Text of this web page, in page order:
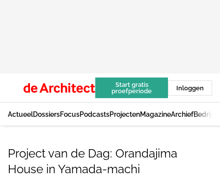
Start gratis
proefperiode
Inloggen
ActueelDossiersFocusPodcastsProjectenMagazineArchief
Project van de Dag: Orandajima
House in Yamada-machi